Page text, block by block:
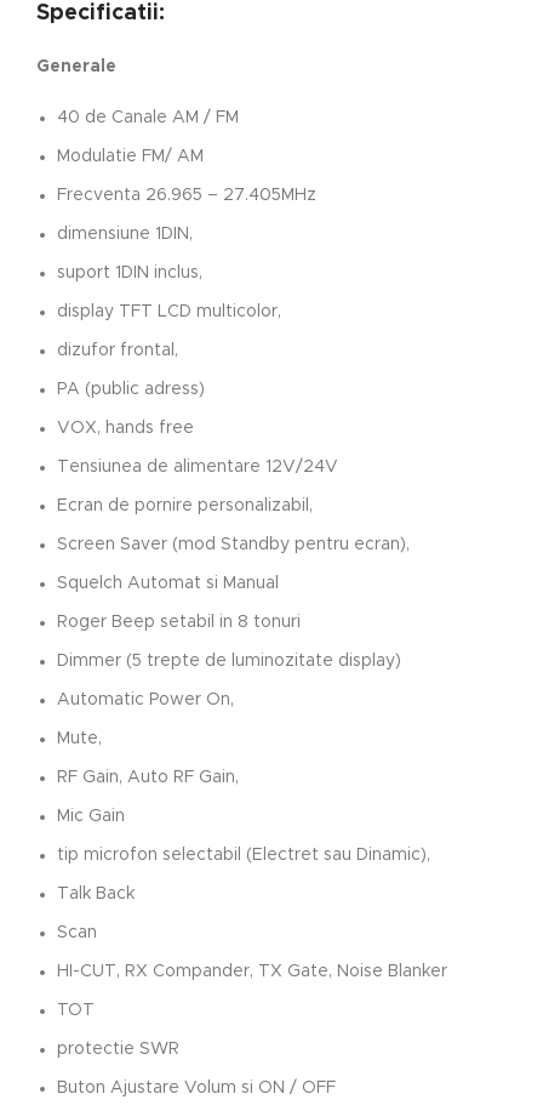
Specificatii:
Generale
40 de Canale AM / FM
Modulatie FM/ AM
Frecventa 26.965 – 27.405MHz
dimensiune 1DIN,
suport 1DIN inclus,
display TFT LCD multicolor,
dizufor frontal,
PA (public adress)
VOX, hands free
Tensiunea de alimentare 12V/24V
Ecran de pornire personalizabil,
Screen Saver (mod Standby pentru ecran),
Squelch Automat si Manual
Roger Beep setabil in 8 tonuri
Dimmer (5 trepte de luminozitate display)
Automatic Power On,
Mute,
RF Gain, Auto RF Gain,
Mic Gain
tip microfon selectabil (Electret sau Dinamic),
Talk Back
Scan
HI-CUT, RX Compander, TX Gate, Noise Blanker
TOT
protectie SWR
Buton Ajustare Volum si ON / OFF